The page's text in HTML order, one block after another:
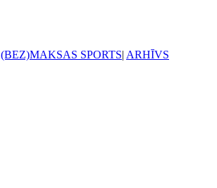
(BEZ)MAKSAS SPORTS| ARHĪVS